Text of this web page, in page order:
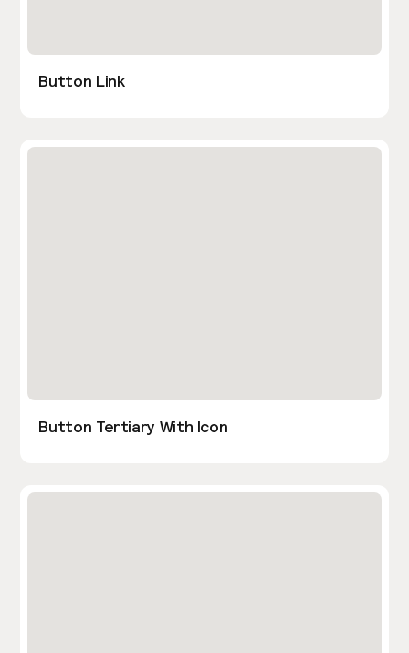
Button Link
Button Tertiary With Icon